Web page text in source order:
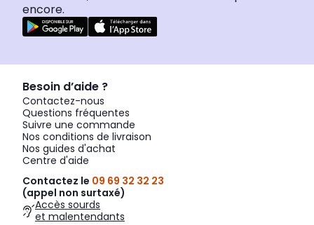
encore.
Besoin d’aide ?
Contactez-nous
Questions fréquentes
Suivre une commande
Nos conditions de livraison
Nos guides d'achat
Centre d'aide
Contactez le 09 69 32 32 23
(appel non surtaxé)
Accès sourds
et malentendants